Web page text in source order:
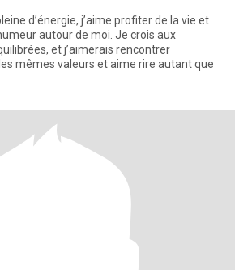
d’énergie, j’aime profiter de la vie et
autour de moi. Je crois aux
et j’aimerais rencontrer
mêmes valeurs et aime rire autant que